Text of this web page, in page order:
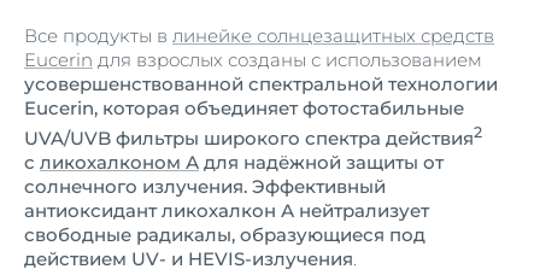
Все продукты в линейке солнцезащитных средств
Eucerin для взрослых созданы с использованием
усовершенствованной спектральной технологии
Eucerin, которая объединяет фотостабильные
UVA/UVB фильтры широкого спектра действия2
с ликохалконом А для надёжной защиты от
солнечного излучения. Эффективный
антиоксидант ликохалкон А нейтрализует
свободные радикалы, образующиеся под
действием UV- и HEVIS-излучения.